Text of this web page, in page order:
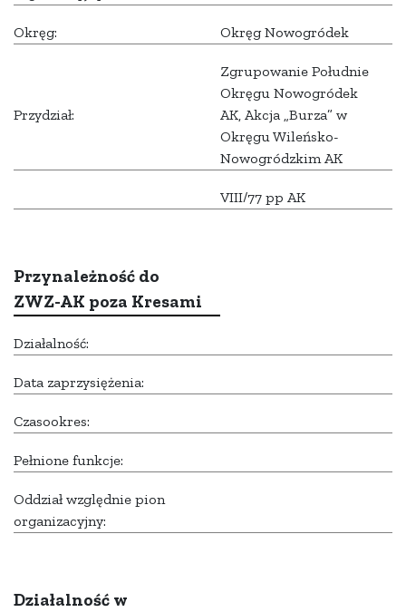
Okręg: Okręg Nowogródek
Przydział:
Zgrupowanie Południe
Okręgu Nowogródek
AK, Akcja „Burza” w
Okręgu Wileńsko-
Nowogródzkim AK
VIII/77 pp AK
Przynależność do
ZWZ-AK poza Kresami
Działalność:
Data zaprzysiężenia:
Czasookres:
Pełnione funkcje:
Oddział względnie pion
organizacyjny:
Działalność w